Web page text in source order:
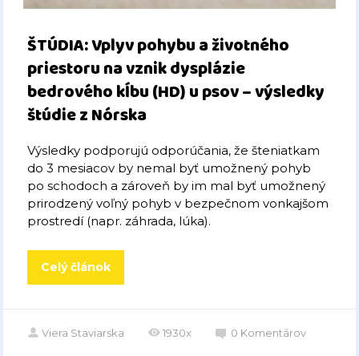
ŠTÚDIA: Vplyv pohybu a životného
priestoru na vznik dysplázie
bedrového kĺbu (HD) u psov – výsledky
štúdie z Nórska
Výsledky podporujú odporúčania, že šteniatkam
do 3 mesiacov by nemal byť umožnený pohyb
po schodoch a zároveň by im mal byť umožnený
prirodzený voľný pohyb v bezpečnom vonkajšom
prostredí (napr. záhrada, lúka).
Celý článok
Viera Staviarska 1930x 0 Komentárov